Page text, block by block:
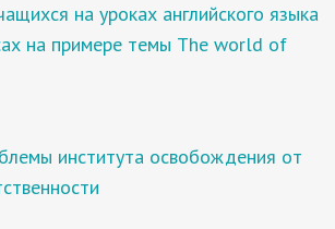
на уроках английского языка
на примере темы The world of
института освобождения от